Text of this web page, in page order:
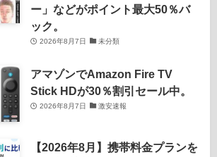
ー」などがポイント最大50％バ
ック。
2026年8月7日 未分類
アマゾンでAmazon Fire TV
Stick HDが30％割引セール中。
2026年8月7日 激安速報
【2026年8月】携帯料金プランを